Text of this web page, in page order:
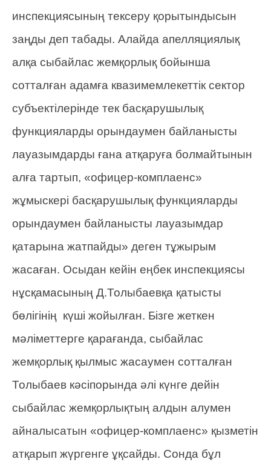
инспекциясының тексеру қорытындысын
заңды деп табады. Алайда апелляциялық
алқа сыбайлас жемқорлық бойынша
сотталған адамға квазимемлекеттік сектор
субъектілерінде тек басқарушылық
функцияларды орындаумен байланысты
лауазымдарды ғана атқаруға болмайтынын
алға тартып, «офицер-комплаенс»
жұмыскері басқарушылық функцияларды
орындаумен байланысты лауазымдар
қатарына жатпайды» деген тұжырым
жасаған. Осыдан кейін еңбек инспекциясы
нұсқамасының Д.Толыбаевқа қатысты
бөлігінің күші жойылған. Бізге жеткен
мәліметтерге қарағанда, сыбайлас
жемқорлық қылмыс жасаумен сотталған
Толыбаев кәсіпорында әлі күнге дейін
сыбайлас жемқорлықтың алдын алумен
айналысатын «офицер-комплаенс» қызметін
атқарып жүргенге ұқсайды. Сонда бұл